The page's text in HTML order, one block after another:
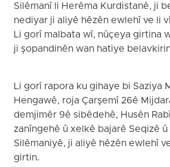
Silêmanî li Herêma Kurdistanê, ji
nediyar ji aliyê hêzên ewlehî ve li
Li gorî malbata wî, nûçeya girtina
ji şopandinên wan hatiye
Li gorî rapora ku gihaye bi Saziya
Hengawê, roja Çarşemî 26ê
demjimêr 9ê sibêdehê, Husên
zanîngehê û xelkê bajarê Seqizê
Silêmaniyê, ji aliyê hêzên ewlehî
girtin.